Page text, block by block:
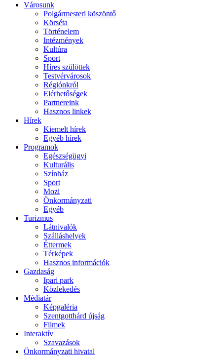
Városunk
Polgármesteri köszöntő
Körséta
Történelem
Intézmények
Kultúra
Sport
Híres szülöttek
Testvérvárosok
Régiónkról
Elérhetőségek
Partnereink
Hasznos linkek
Hírek
Kiemelt hírek
Egyéb hírek
Programok
Egészségügyi
Kulturális
Színház
Sport
Mozi
Önkormányzati
Egyéb
Turizmus
Látnivalók
Szálláshelyek
Éttermek
Térképek
Hasznos információk
Gazdaság
Ipari park
Közlekedés
Médiatár
Képgaléria
Szentgotthárd újság
Filmek
Interaktív
Szavazások
Önkormányzati hivatal